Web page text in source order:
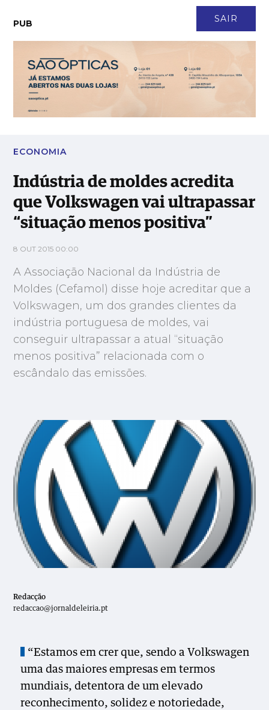
SAIR
PUB
Indústria de moldes acredita que Volkswagen vai ultrapassar
“situação menos positiva”
ECONOMIA
Indústria de moldes acredita
que Volkswagen vai ultrapassar
“situação menos positiva”
8 OUT 2015 00:00
A Associação Nacional da Indústria de
Moldes (Cefamol) disse hoje acreditar que a
Volkswagen, um dos grandes clientes da
indústria portuguesa de moldes, vai
conseguir ultrapassar a atual “situação
menos positiva” relacionada com o
escândalo das emissões.
Redacção
redaccao@jornaldeleiria.pt
“Estamos em crer que, sendo a Volkswagen
uma das maiores empresas em termos
mundiais, detentora de um elevado
reconhecimento, solidez e notoriedade,